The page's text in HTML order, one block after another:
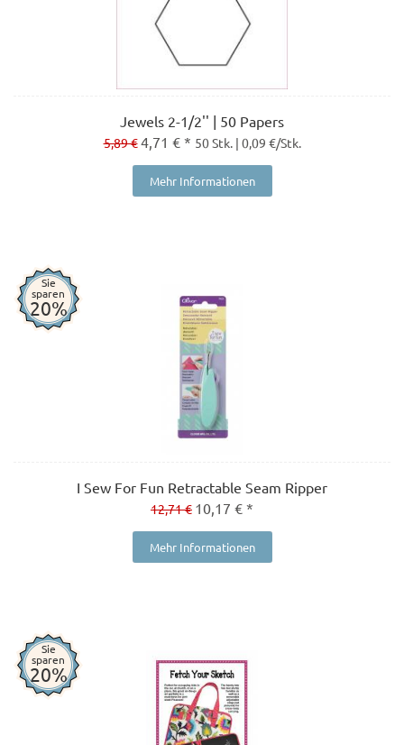
Jewels 2-1/2'' | 50 Papers
5,89 €4,71 € * 50 Stk. | 0,09 €/Stk.
Mehr Informationen
Sie
sparen
20%
I Sew For Fun Retractable Seam Ripper
12,71 € 10,17 € *
Mehr Informationen
Sie
sparen
20%